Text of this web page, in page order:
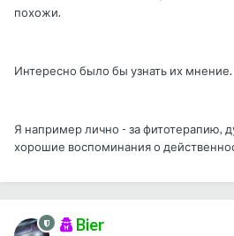
похожи.
Интересно было бы узнать их мнение.
Я например лично - за фитотерапию,
хорошие воспоминания о
Bier